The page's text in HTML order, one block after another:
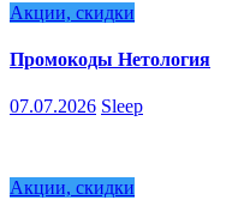
Акции, скидки
Промокоды Нетология
07.07.2026 Sleep
Акции, скидки